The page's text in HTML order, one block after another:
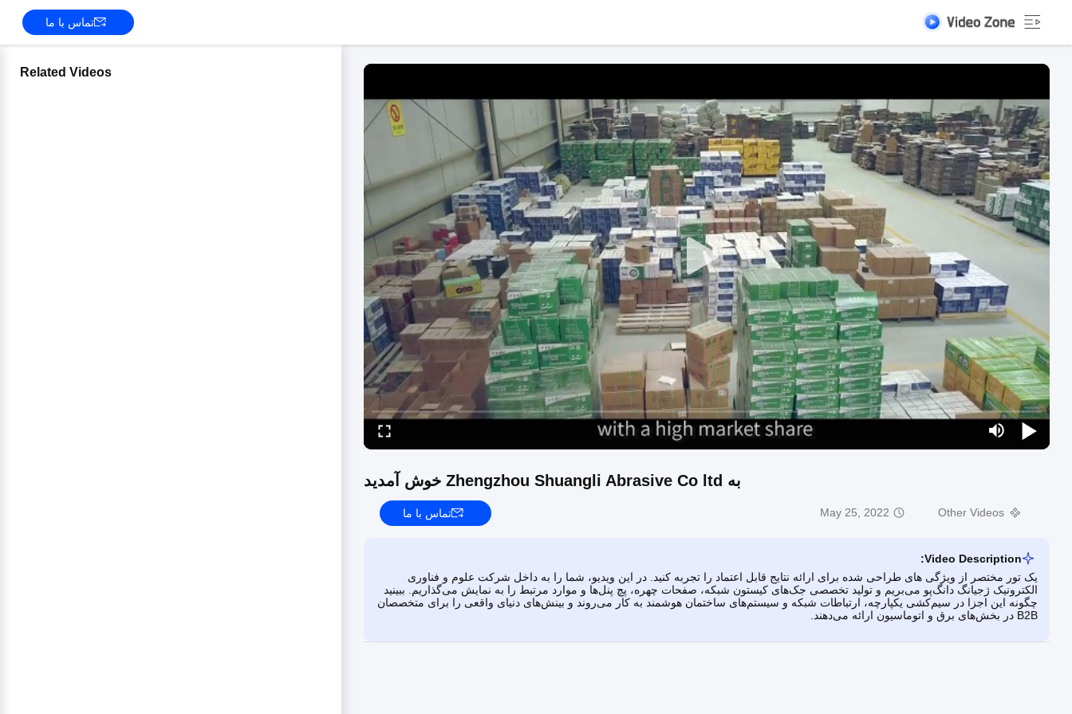
تماس با ما
به Zhengzhou Shuangli Abrasive Co ltd خوش آمدید
Other Videos
May 25, 2022 تماس با ما
Video Description:
یک تور مختصر از ویژگی های طراحی شده برای ارائه نتایج قابل اعتماد را تجربه کنید. در این ویدیو، شما را به داخل شرکت علوم و فناوری
الکترونیک ژجیانگ دانگ‌پو می‌بریم و تولید تخصصی جک‌های کیستون شبکه، صفحات چهره، پچ پنل‌ها و موارد مرتبط را به نمایش می‌گذاریم. ببینید
چگونه این اجزا در سیم‌کشی یکپارچه، ارتباطات شبکه و سیستم‌های ساختمان هوشمند به کار می‌روند و بینش‌های دنیای واقعی را برای متخصصان
B2B در بخش‌های برق و اتوماسیون ارائه می‌دهند.
Related Videos